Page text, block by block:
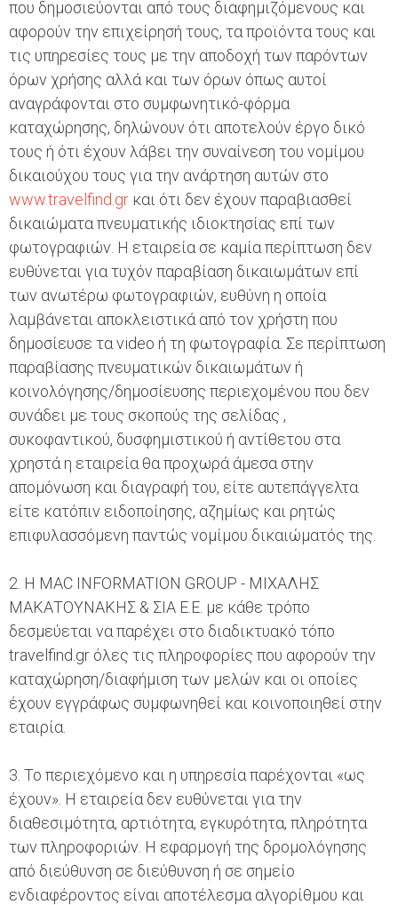
που δημοσιεύονται από τους διαφημιζόμενους και
αφορούν την επιχείρησή τους, τα προϊόντα τους και
τις υπηρεσίες τους με την αποδοχή των παρόντων
όρων χρήσης αλλά και των όρων όπως αυτοί
αναγράφονται στο συμφωνητικό-φόρμα
καταχώρησης, δηλώνουν ότι αποτελούν έργο δικό
τους ή ότι έχουν λάβει την συναίνεση του νομίμου
δικαιούχου τους για την ανάρτηση αυτών στο
www.travelfind.gr και ότι δεν έχουν παραβιασθεί
δικαιώματα πνευματικής ιδιοκτησίας επί των
φωτογραφιών. Η εταιρεία σε καμία περίπτωση δεν
ευθύνεται για τυχόν παραβίαση δικαιωμάτων επί
των ανωτέρω φωτογραφιών, ευθύνη η οποία
λαμβάνεται αποκλειστικά από τον χρήστη που
δημοσίευσε τα video ή τη φωτογραφία. Σε περίπτωση
παραβίασης πνευματικών δικαιωμάτων ή
κοινολόγησης/δημοσίευσης περιεχομένου που δεν
συνάδει με τους σκοπούς της σελίδας ,
συκοφαντικού, δυσφημιστικού ή αντίθετου στα
χρηστά η εταιρεία θα προχωρά άμεσα στην
απομόνωση και διαγραφή του, είτε αυτεπάγγελτα
είτε κατόπιν ειδοποίησης, αζημίως και ρητώς
επιφυλασσόμενη παντώς νομίμου δικαιώματός της.
2. Η MAC INFORMATION GROUP - ΜΙΧΑΛΗΣ
ΜΑΚΑΤΟΥΝΑΚΗΣ & ΣΙΑ Ε.Ε. με κάθε τρόπο
δεσμεύεται να παρέχει στο διαδικτυακό τόπο
travelfind.gr όλες τις πληροφορίες που αφορούν την
καταχώρηση/διαφήμιση των μελών και οι οποίες
έχουν εγγράφως συμφωνηθεί και κοινοποιηθεί στην
εταιρία.
3. Το περιεχόμενο και η υπηρεσία παρέχονται «ως
έχουν». Η εταιρεία δεν ευθύνεται για την
διαθεσιμότητα, αρτιότητα, εγκυρότητα, πληρότητα
των πληροφοριών. H εφαρμογή της δρομολόγησης
από διεύθυνση σε διεύθυνση ή σε σημείο
ενδιαφέροντος είναι αποτέλεσμα αλγορίθμου και